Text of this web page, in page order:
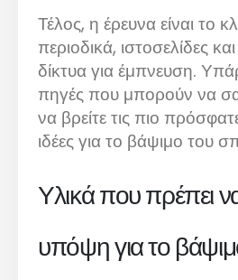
Τέλος, η έρευνα είναι το
περιοδικά, ιστοσελίδες
δίκτυα για έμπνευση.
πηγές που μπορούν να
να βρείτε τις πιο
ιδέες για το βάψιμο του
Υλικά που πρέπει
υπόψη για το